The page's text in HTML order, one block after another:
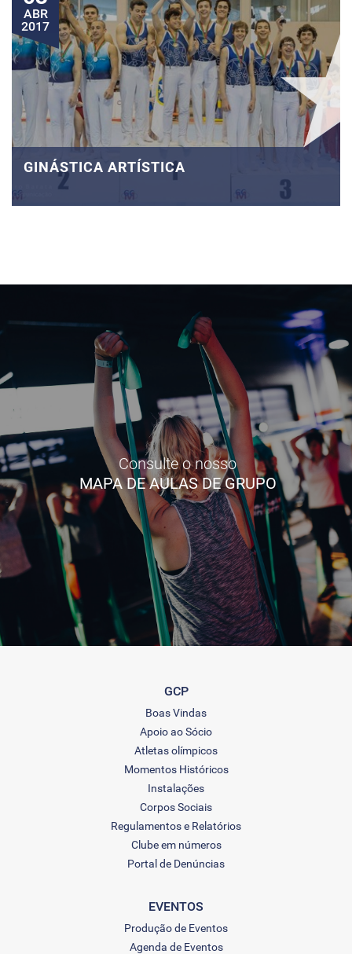
ABR
2017
GINÁSTICA ARTÍSTICA
Consulte o nosso
MAPA DE AULAS DE GRUPO
GCP
Boas Vindas
Apoio ao Sócio
Atletas olímpicos
Momentos Históricos
Instalações
Corpos Sociais
Regulamentos e Relatórios
Clube em números
Portal de Denúncias
EVENTOS
Produção de Eventos
Agenda de Eventos